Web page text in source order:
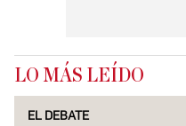
LO MÁS LEÍDO
EL DEBATE